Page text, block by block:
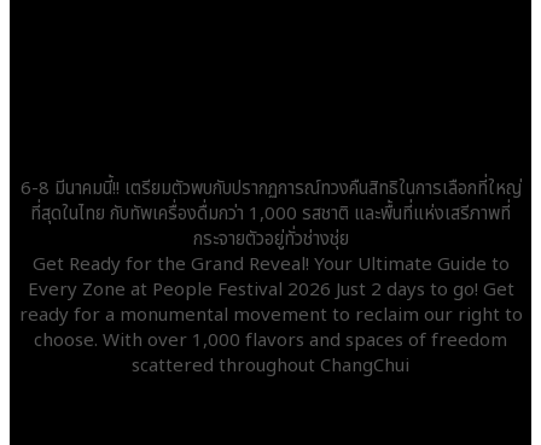
6-8 มีนาคมนี้!! เตรียมตัวพบกับปรากฏการณ์ทวงคืนสิทธิในการเลือกที่ใหญ่
ที่สุดในไทย กับทัพเครื่องดื่มกว่า 1,000 รสชาติ และพื้นที่แห่งเสรีภาพที่
กระจายตัวอยู่ทั่วช่างชุ่ย
Get Ready for the Grand Reveal! Your Ultimate Guide to
Every Zone at People Festival 2026 Just 2 days to go! Get
ready for a monumental movement to reclaim our right to
choose. With over 1,000 flavors and spaces of freedom
scattered throughout ChangChui